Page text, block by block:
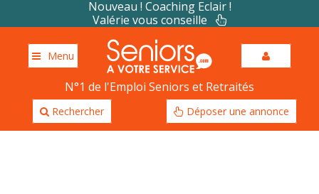
Nouveau ! Coaching Eclair !
Valérie vous conseille
Menu
N°1 de l'Emploi Seniors et Retraités
Rechercher Déposer une annonce